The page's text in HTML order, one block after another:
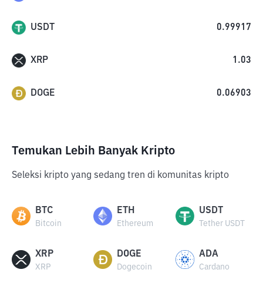
USDT 0.99917
XRP 1.03
DOGE 0.06903
Temukan Lebih Banyak Kripto
Seleksi kripto yang sedang tren di komunitas kripto
BTC
Bitcoin
ETH
Ethereum
USDT
Tether USDT
XRP
XRP
DOGE
Dogecoin
ADA
Cardano